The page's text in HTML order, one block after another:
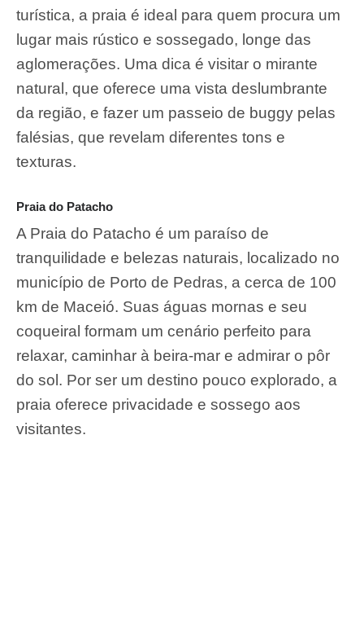
turística, a praia é ideal para quem procura um
lugar mais rústico e sossegado, longe das
aglomerações. Uma dica é visitar o mirante
natural, que oferece uma vista deslumbrante
da região, e fazer um passeio de buggy pelas
falésias, que revelam diferentes tons e
texturas.
Praia do Patacho
A Praia do Patacho é um paraíso de
tranquilidade e belezas naturais, localizado no
município de Porto de Pedras, a cerca de 100
km de Maceió. Suas águas mornas e seu
coqueiral formam um cenário perfeito para
relaxar, caminhar à beira-mar e admirar o pôr
do sol. Por ser um destino pouco explorado, a
praia oferece privacidade e sossego aos
visitantes.